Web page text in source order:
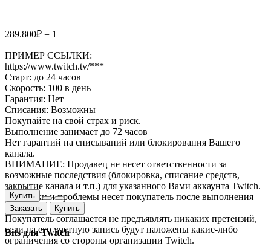
289.800₽ = 1
ПРИМЕР ССЫЛКИ:
https://www.twitch.tv/***
Старт: до 24 часов
Скорость: 100 в день
Гарантия: Нет
Списания: Возможны
Покупайте на свой страх и риск.
Выполнение занимает до 72 часов
Нет гарантий на списываний или блокирования Вашего
канала.
ВНИМАНИЕ: Продавец не несет ответственности за
возможные последствия (блокировка, списание средств,
закрытие канала и т.п.) для указанного Вами аккаунта Twitch.
Все риски и проблемы несет покупатель после выполнения
заказа.
Покупатель соглашается не предъявлять никаких претензий,
если на его учетную запись будут наложены какие-либо
ограничения со стороны организации Twitch.
Купить
Заказать
Купить
Bits для Twitch